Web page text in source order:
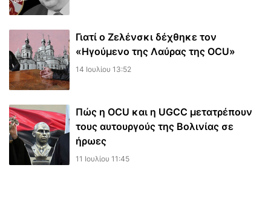
Γιατί ο Ζελένσκι δέχθηκε τον
«Ηγούμενο της Λαύρας της OCU»
14 Ιουλίου 13:52
Πώς η OCU και η UGCC μετατρέπουν
τους αυτουργούς της Βολινίας σε
ήρωες
11 Ιουλίου 11:45